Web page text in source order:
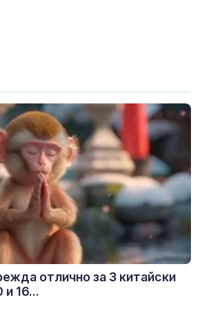
отлично за 3 китайски
16...